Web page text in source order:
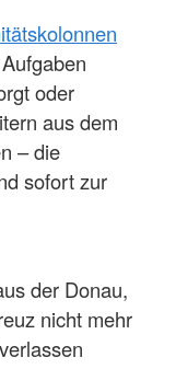
oder
aus dem
– die
sofort zur
der Donau,
nicht mehr